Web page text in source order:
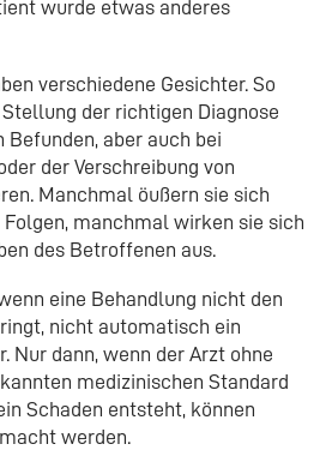
wurde etwas anderes
verschiedene Gesichter. So
der richtigen Diagnose
Befunden, aber auch bei
der Verschreibung von
Manchmal öußern sie sich
manchmal wirken sie sich
des Betroffenen aus.
eine Behandlung nicht den
nicht automatisch ein
Nur dann, wenn der Arzt ohne
medizinischen Standard
Schaden entsteht, können
werden.